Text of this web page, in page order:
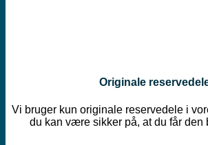
Originale
Vi bruger kun originale reservedele i
du kan være sikker på, at du får den